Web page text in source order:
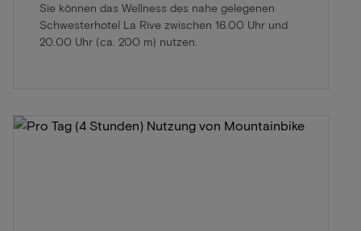
Sie können das Wellness des nahe gelegenen
Schwesterhotel La Rive zwischen 16.00 Uhr und
20.00 Uhr (ca. 200 m) nutzen.